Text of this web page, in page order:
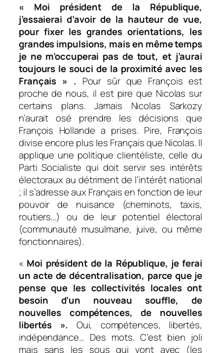
« Moi président de la République,
j’essaierai d’avoir de la hauteur de vue,
pour fixer les grandes orientations, les
grandes impulsions, mais en même temps
je ne m’occuperai pas de tout, et j’aurai
toujours le souci de la proximité avec les
Français » . Pour sûr que François est
proche de nous, il est pire que Nicolas sur
certains plans. Jamais Nicolas Sarkozy
n’aurait osé prendre les décisions que
François Hollande a prises. Pire, François
divise encore plus les Français que Nicolas. Il
applique une politique clientéliste, celle du
Parti Socialiste qui doit servir ses intérêts
électoraux au détriment de l’intérêt national
; il s’adresse aux Français en fonction de leur
pouvoir de nuisance (cheminots, taxis,
routiers…) ou de leur potentiel électoral
(communauté musulmane, juive, ou même
fonctionnaires).
« Moi président de la République, je ferai
un acte de décentralisation, parce que je
pense que les collectivités locales ont
besoin d’un nouveau souffle, de
nouvelles compétences, de nouvelles
libertés ». Oui, compétences, libertés,
indépendance… Des mots. C’est bien joli
mais sans les sous qui vont avec (les